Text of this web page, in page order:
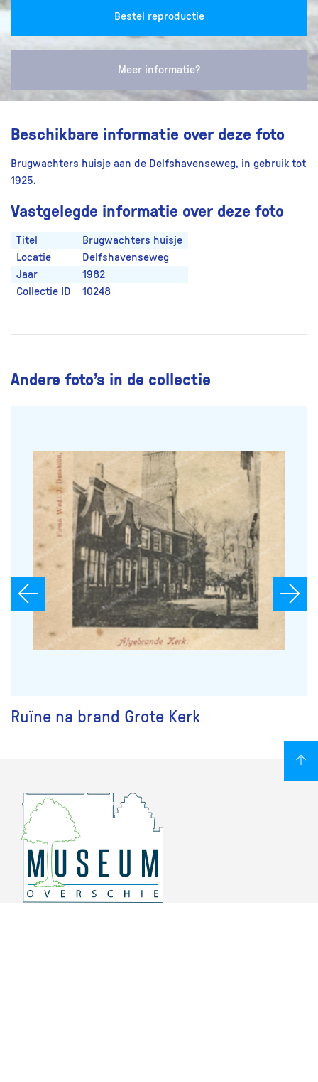
Bestel reproductie
Meer informatie?
Beschikbare informatie over deze foto
Brugwachters huisje aan de Delfshavenseweg, in gebruik tot
1925.
Vastgelegde informatie over deze foto
Titel
Brugwachters huisje
Locatie
Delfshavenseweg
Jaar
1982
Collectie ID
10248
Andere foto’s in de collectie
Ruïne na brand Grote Kerk